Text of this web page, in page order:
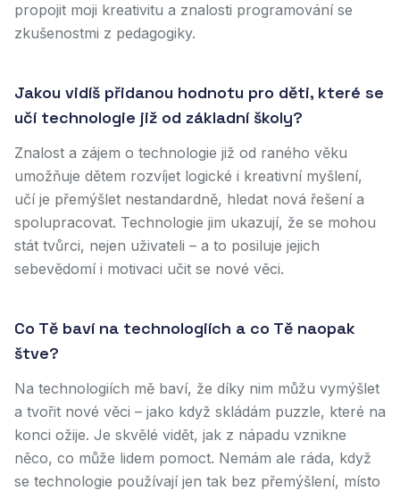
propojit moji kreativitu a znalosti programování se
zkušenostmi z pedagogiky.
Jakou vidíš přidanou hodnotu pro děti, které se
učí technologie již od základní školy?
Znalost a zájem o technologie již od raného věku
umožňuje dětem rozvíjet logické i kreativní myšlení,
učí je přemýšlet nestandardně, hledat nová řešení a
spolupracovat. Technologie jim ukazují, že se mohou
stát tvůrci, nejen uživateli – a to posiluje jejich
sebevědomí i motivaci učit se nové věci.
Co Tě baví na technologiích a co Tě naopak
štve?
Na technologiích mě baví, že díky nim můžu vymýšlet
a tvořit nové věci – jako když skládám puzzle, které na
konci ožije. Je skvělé vidět, jak z nápadu vznikne
něco, co může lidem pomoct. Nemám ale ráda, když
se technologie používají jen tak bez přemýšlení, místo